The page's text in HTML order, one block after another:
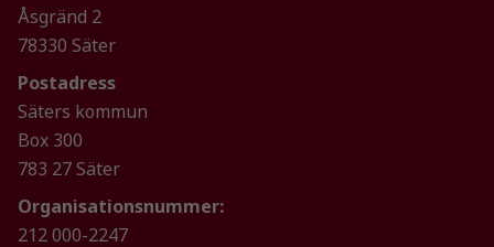
Åsgränd 2
78330 Säter
Postadress
Säters kommun
Box 300
783 27 Säter
Organisationsnummer:
212 000-2247